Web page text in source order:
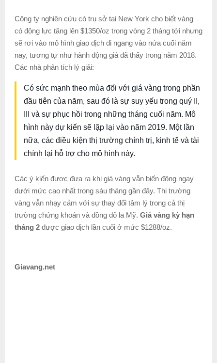
Công ty nghiên cứu có trụ sở tại New York cho biết vàng
có động lực tăng lên $1350/oz trong vòng 2 tháng tới nhưng
sẽ rơi vào mô hình giao dịch đi ngang vào nửa cuối năm
nay, tương tự như hành động giá đã thấy trong năm 2018.
Các nhà phân tích lý giải:
Có sức mạnh theo mùa đối với giá vàng trong phần
đầu tiên của năm, sau đó là sự suy yếu trong quý II,
III và sự phục hồi trong những tháng cuối năm. Mô
hình này dự kiến ​​sẽ lặp lại vào năm 2019. Một lần
nữa, các điều kiện thị trường chính trị, kinh tế và tài
chính lại hỗ trợ cho mô hình này.
Các ý kiến ​​được đưa ra khi giá vàng vẫn biến động ngay
dưới mức cao nhất trong sáu tháng gần đây. Thị trường
vàng vẫn nhạy cảm với sự thay đổi tâm lý trong cả thị
trường chứng khoán và đồng đô la Mỹ. Giá vàng kỳ hạn
tháng 2 được giao dịch lần cuối ở mức $1288/oz.
Giavang.net